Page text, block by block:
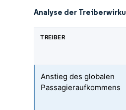
Analyse der
TREIBER
Anstieg des globalen
Passagieraufkommens